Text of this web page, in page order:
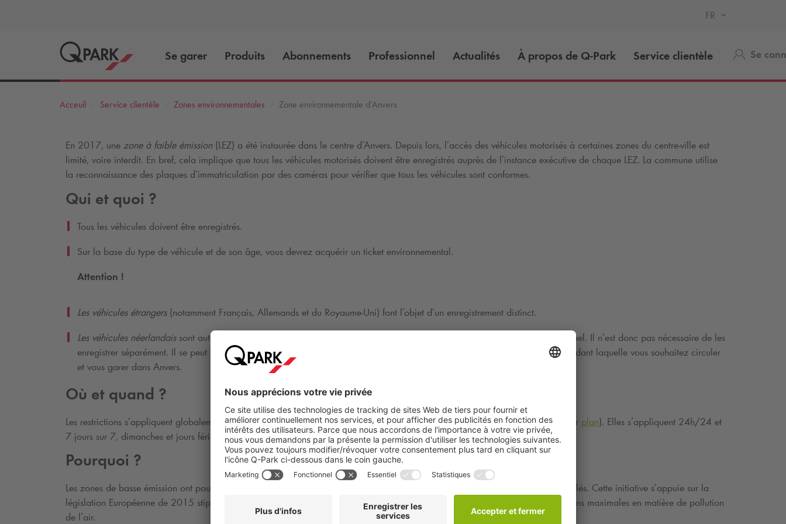
FR
Se garer Produits Abonnements Professionnel Actualités À propos de Q-Park Service clientèle Se
Acceuil Service clientèle Zones environnementales Zone environnementale d’Anvers
En 2017, une zone à faible émission(LEZ) a été instaurée dans le centre d’Anvers. Depuis lors, l’accès des véhicules motorisés à certaines zones du centre-ville est
limité, voire interdit. En bref, cela implique que tous les véhicules motorisés doivent être enregistrés auprès de l’instance exécutive de chaque LEZ. La commune utilise
la reconnaissance des plaques d’immatriculation par des caméras pour vérifier que tous les véhicules sont conformes.
Qui et quoi ?
Tous les véhicules doivent être enregistrés.
Sur la base du type de véhicule et de son âge, vous devrez acquérir un ticket environnemental.
Attention !
Les véhicules étrangers(notamment Français, Allemands et du Royaume-Uni) font l’objet d’un enregistrement distinct.
Les véhicules néerlandaissont automatiquement enregistrés en Flandres et à Bruxelles sur la base d’un accord d’échange mutuel. Il n’est donc pas nécessaire de les
enregistrer séparément. Il se peut toutefois qu’un ticket environnemental soit exigé.
pour la période pendant laquelle vous souhaitez circuler
et vous garer dans Anvers.
Où et quand ?
Les restrictions s’appliquent globalement à tout le centre à l’intérieur du ring d’Anvers et à une partie du quartier rive gauche (voir plan). Elles s’appliquent 24h/24 et
7 jours sur 7, dimanches et jours fériés inclus.
Pourquoi ?
Les zones de basse émission ont pour objet de réduire les émissions de particules fines et de CO
dans les lieux densément peuplés. Cette initiative s’appuie sur la
législation Européenne de 2015 stipulant que chaque état membre peut instaurer de telles zones afin de respecter les prescriptions maximales en matière de pollution
de l’air.